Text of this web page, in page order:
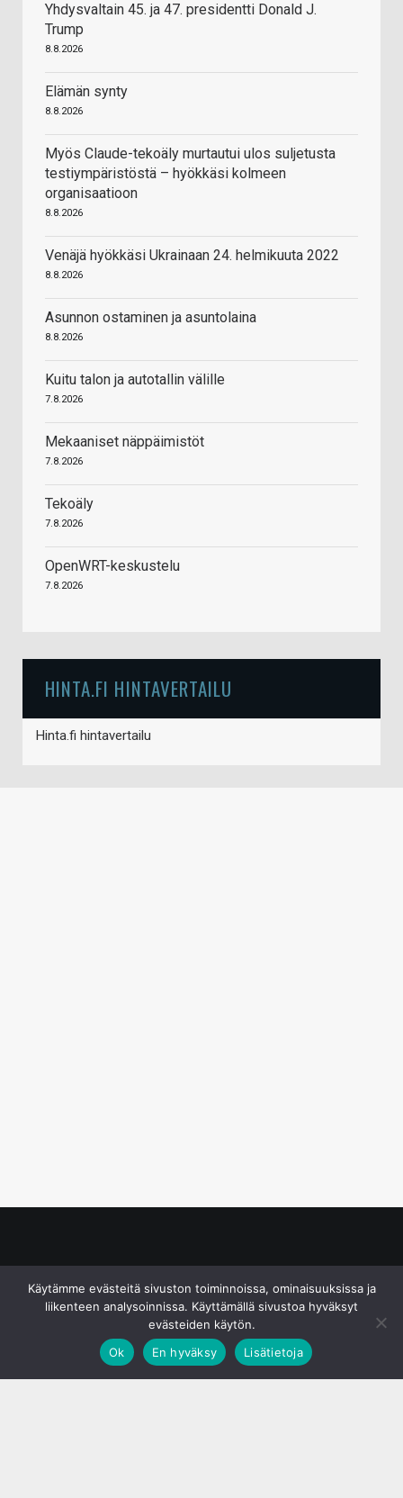
Yhdysvaltain 45. ja 47. presidentti Donald J.
Trump
8.8.2026
Elämän synty
8.8.2026
Myös Claude-tekoäly murtautui ulos suljetusta
testiympäristöstä – hyökkäsi kolmeen
organisaatioon
8.8.2026
Venäjä hyökkäsi Ukrainaan 24. helmikuuta 2022
8.8.2026
Asunnon ostaminen ja asuntolaina
8.8.2026
Kuitu talon ja autotallin välille
7.8.2026
Mekaaniset näppäimistöt
7.8.2026
Tekoäly
7.8.2026
OpenWRT-keskustelu
7.8.2026
HINTA.FI HINTAVERTAILU
Hinta.fi hintavertailu
Käytämme evästeitä sivuston toiminnoissa, ominaisuuksissa ja
liikenteen analysoinnissa. Käyttämällä sivustoa hyväksyt
evästeiden käytön.
Ok
En hyväksy Lisätietoja